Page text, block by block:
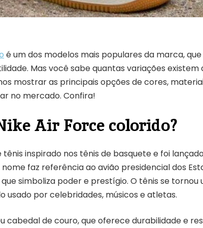
é um dos modelos mais populares da marca,
Mas você sabe quantas variações existem
mostrar as principais opções de cores,
no mercado. Confira!
Air Force colorido?
tênis inspirado nos tênis de basquete e foi
nome faz referência ao avião presidencial dos
que simboliza poder e prestígio. O tênis se tornou
usado por celebridades, músicos e atletas.
cabedal de couro, que oferece durabilidade e